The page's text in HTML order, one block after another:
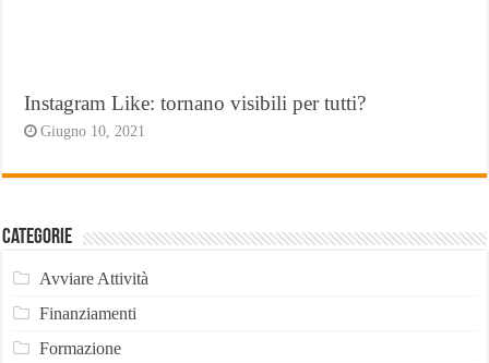
Instagram Like: tornano visibili per tutti?
Giugno 10, 2021
Categorie
Avviare Attività
Finanziamenti
Formazione